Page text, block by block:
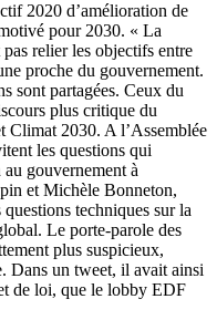
2020 d’amélioration de
pour 2030. « La
relier les objectifs entre
proche du gouvernement.
sont partagées. Ceux du
plus critique du
Climat 2030. A l’Assemblée
les questions qui
gouvernement à
et Michèle Bonneton,
techniques sur la
Le porte-parole des
plus suspicieux,
Dans un tweet, il avait ainsi
de loi, que le lobby EDF